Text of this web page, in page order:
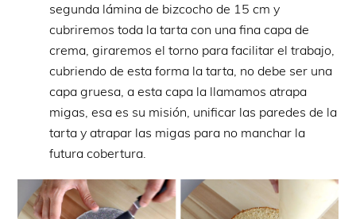
segunda lámina de bizcocho de 15 cm y
cubriremos toda la tarta con una fina capa de
crema, giraremos el torno para facilitar el trabajo,
cubriendo de esta forma la tarta, no debe ser una
capa gruesa, a esta capa la llamamos atrapa
migas, esa es su misión, unificar las paredes de la
tarta y atrapar las migas para no manchar la
futura cobertura.